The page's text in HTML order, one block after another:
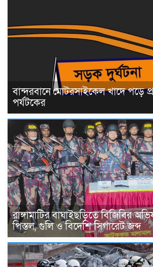
বান্দরবানে মোটরসাইকেল খাদে পড়ে
পর্যটকের
রাঙ্গামাটির বাঘাইছড়িতে বিজিবির
পিস্তল, গুলি ও বিদেশি সিগারেট জব্দ